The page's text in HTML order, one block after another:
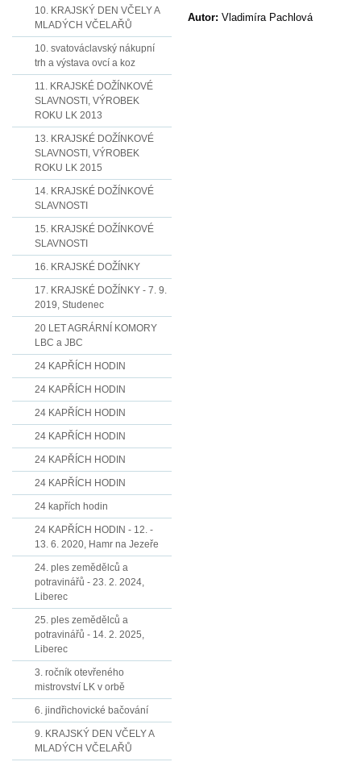
Autor: Vladimíra Pachlová
10. KRAJSKÝ DEN VČELY A
MLADÝCH VČELAŘŮ
10. svatováclavský nákupní
trh a výstava ovcí a koz
11. KRAJSKÉ DOŽÍNKOVÉ
SLAVNOSTI, VÝROBEK
ROKU LK 2013
13. KRAJSKÉ DOŽÍNKOVÉ
SLAVNOSTI, VÝROBEK
ROKU LK 2015
14. KRAJSKÉ DOŽÍNKOVÉ
SLAVNOSTI
15. KRAJSKÉ DOŽÍNKOVÉ
SLAVNOSTI
16. KRAJSKÉ DOŽÍNKY
17. KRAJSKÉ DOŽÍNKY - 7. 9.
2019, Studenec
20 LET AGRÁRNÍ KOMORY
LBC a JBC
24 KAPŘÍCH HODIN
24 KAPŘÍCH HODIN
24 KAPŘÍCH HODIN
24 KAPŘÍCH HODIN
24 KAPŘÍCH HODIN
24 KAPŘÍCH HODIN
24 kapřích hodin
24 KAPŘÍCH HODIN - 12. -
13. 6. 2020, Hamr na Jezeře
24. ples zemědělců a
potravinářů - 23. 2. 2024,
Liberec
25. ples zemědělců a
potravinářů - 14. 2. 2025,
Liberec
3. ročník otevřeného
mistrovství LK v orbě
6. jindřichovické bačování
9. KRAJSKÝ DEN VČELY A
MLADÝCH VČELAŘŮ